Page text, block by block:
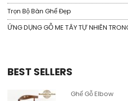
Trọn Bộ Bàn Ghế Đẹp
ỨNG DỤNG GỖ ME TÂY TỰ NHIÊN
BEST SELLERS
Ghế Gỗ Elbow